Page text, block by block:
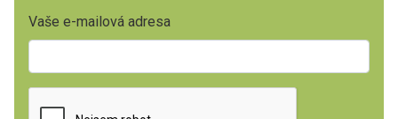
Vaše e-mailová adresa